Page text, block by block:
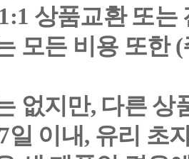
상품교환 또는
모든 비용 또한
없지만, 다른 상
일 이내, 유리 초